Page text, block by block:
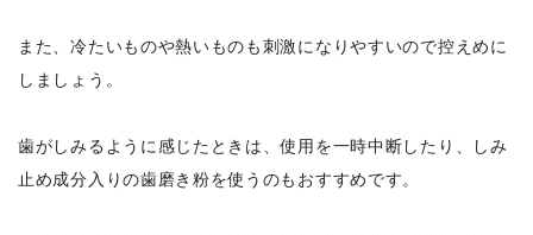
また、冷たいものや熱いものも刺激になりやすいので控えめに
しましょう。
歯がしみるように感じたときは、使用を一時中断したり、しみ
止め成分入りの歯磨き粉を使うのもおすすめです。